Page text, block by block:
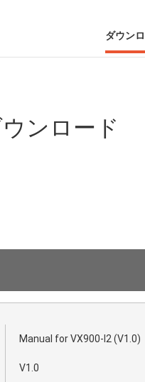
ダウン
ンロード
Manual for VX900-I2 (V1.0)
V1.0